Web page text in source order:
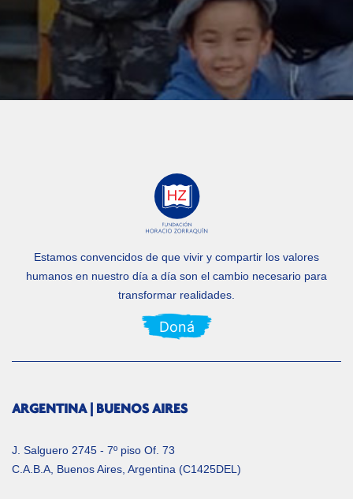
Estamos convencidos de que vivir y compartir los valores
humanos en nuestro día a día son el cambio necesario para
transformar realidades.
Doná
ARGENTINA | BUENOS AIRES
J. Salguero 2745 - 7º piso Of. 73
C.A.B.A, Buenos Aires, Argentina (C1425DEL)